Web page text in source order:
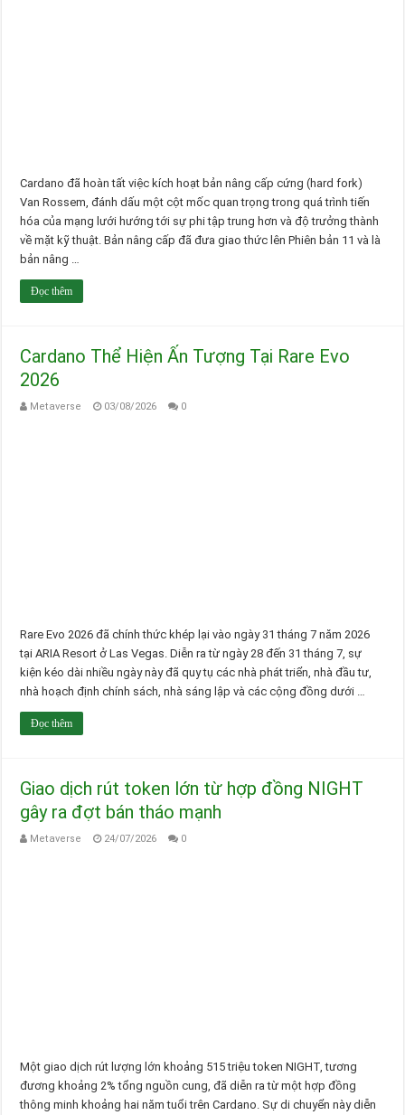
Cardano đã hoàn tất việc kích hoạt bản nâng cấp cứng (hard fork)
Van Rossem, đánh dấu một cột mốc quan trọng trong quá trình tiến
hóa của mạng lưới hướng tới sự phi tập trung hơn và độ trưởng thành
về mặt kỹ thuật. Bản nâng cấp đã đưa giao thức lên Phiên bản 11 và là
bản nâng …
Đọc thêm
Cardano Thể Hiện Ấn Tượng Tại Rare Evo
2026
Metaverse 03/08/2026 0
Rare Evo 2026 đã chính thức khép lại vào ngày 31 tháng 7 năm 2026
tại ARIA Resort ở Las Vegas. Diễn ra từ ngày 28 đến 31 tháng 7, sự
kiện kéo dài nhiều ngày này đã quy tụ các nhà phát triển, nhà đầu tư,
nhà hoạch định chính sách, nhà sáng lập và các cộng đồng dưới …
Đọc thêm
Giao dịch rút token lớn từ hợp đồng NIGHT
gây ra đợt bán tháo mạnh
Metaverse 24/07/2026 0
Một giao dịch rút lượng lớn khoảng 515 triệu token NIGHT, tương
đương khoảng 2% tổng nguồn cung, đã diễn ra từ một hợp đồng
thông minh khoảng hai năm tuổi trên Cardano. Sự di chuyển này diễn